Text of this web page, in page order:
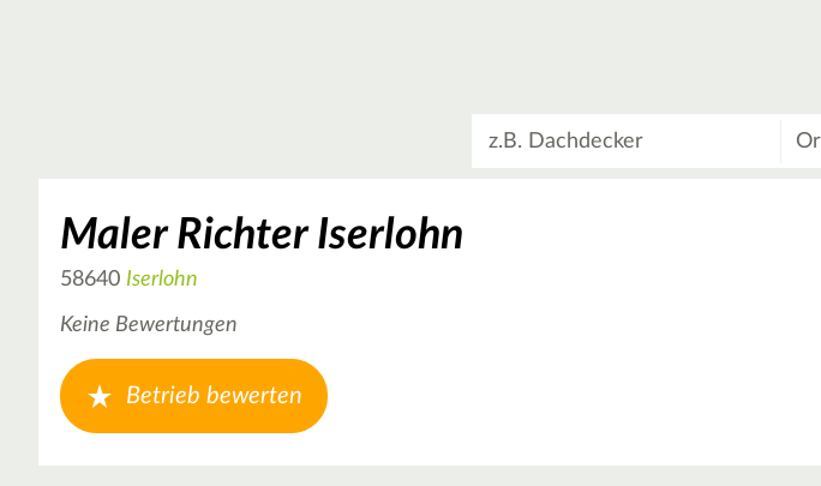
Maler Richter Iserlohn
58640 Iserlohn
Keine Bewertungen
Betrieb bewerten